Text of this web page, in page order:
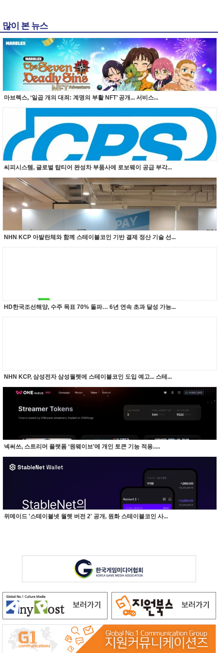
많이 본 뉴스
마브렉스, ‘일곱 개의 대죄: 계명의 부활 NFT’ 공개... 서비스...
씨피시스템, 글로벌 탑티어 완성차 부품사에 로보웨이 공급 부각...
NHN KCP 아발란체와 함께 스테이블코인 기반 결제 정산 기술 선...
HD한국조선해양, 수주 목표 70% 돌파… 6년 연속 초과 달성 가능...
NHN KCP, 삼성전자 삼성월렛에 스테이블코인 도입 예고... 스테...
넥써쓰, 스트리머 플랫폼 ‘원웨이브’에 개인 토큰 기능 적용.....
위메이드 '스테이블넷 월렛 버전 2' 공개, 원화 스테이블코인 사...